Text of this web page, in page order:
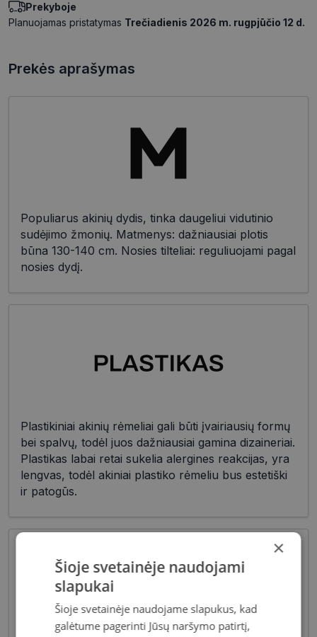
Prekyboje
Planuojamas pristatymas Trečiadienis 2026 m. rugpjūčio 12 d.
Prekės aprašymas
Populiarus akinių dydis, tinka daugeliui vidutinio
sudėjimo žmonių. Matmenys: dažniausiai plotis
būna 130-140 cm. Nosies tilteliai: reguliuojami pagal
nosies dydį.
Plastikiniai akinių rėmeliai gali būti įvairiausių formų
bei spalvų, todėl juos dažniausiai gamina dizaineriai.
Plastikas labai retai sukelia alergines reakcijas, yra
lengvas, todėl akiniai plastiko rėmeliu bus estetiški
ir patogūs.
×
Šioje svetainėje naudojami
slapukai
Šioje svetainėje naudojame slapukus, kad
galėtume pagerinti Jūsų naršymo patirtį,